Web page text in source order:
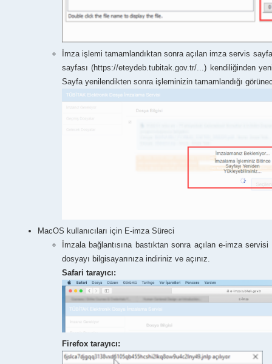
İmza işlemi tamamlandıktan sonra açılan imza servis
sayfası (https://eteydeb.tubitak.gov.tr/...) kendiliğinden
Sayfa yenilendikten sonra işleminizin tamamlandığı
MacOS kullanıcıları için E-imza Süreci
İmzala bağlantısına bastıktan sonra açılan e-imza
dosyayı bilgisayarınıza indiriniz ve açınız.
Safari tarayıcı:
Firefox tarayıcı: